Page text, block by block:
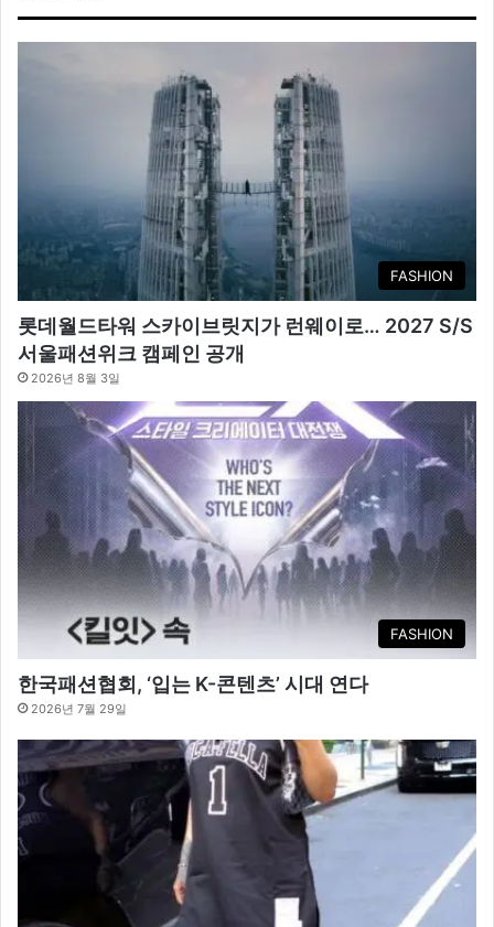
FASHION
롯데월드타워 스카이브릿지가 런웨이로… 2027 S/S
서울패션위크 캠페인 공개
2026년 8월 3일
FASHION
한국패션협회, ‘입는 K-콘텐츠’ 시대 연다
2026년 7월 29일